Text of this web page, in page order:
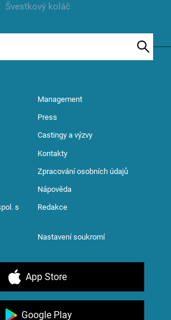
Švestkový koláč
Management
Press
Castingy a výzvy
Kontakty
Zpracování osobních údajů
Nápověda
s
Redakce
Nastavení soukromí
App Store
Google Play